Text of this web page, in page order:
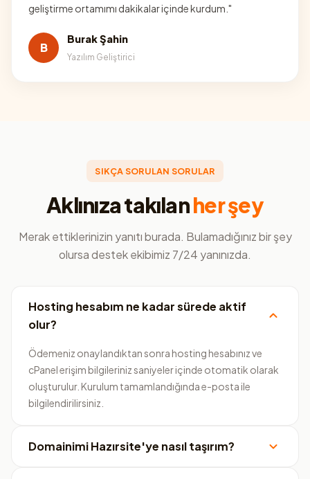
geliştirme ortamımı dakikalar içinde kurdum. "
B
Burak Şahin
Yazılım Geliştirici
SIKÇA SORULAN SORULAR
Aklınıza takılanher şey
Merak ettiklerinizin yanıtı burada. Bulamadığınız bir şey
olursa destek ekibimiz 7/24 yanınızda.
Hosting hesabım ne kadar sürede aktif
olur?
Ödemeniz onaylandıktan sonra hosting hesabınız ve
cPanel erişim bilgileriniz saniyeler içinde otomatik olarak
oluşturulur. Kurulum tamamlandığında e-posta ile
bilgilendirilirsiniz.
Domainimi Hazırsite'ye nasıl taşırım?